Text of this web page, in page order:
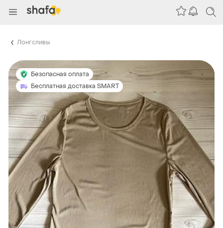
Лонгсливы
Безопасная оплата
Бесплатная доставка SMART